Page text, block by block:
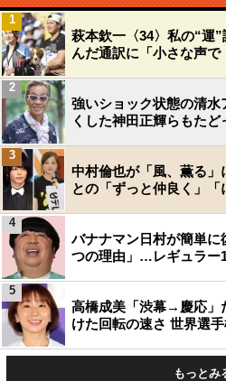
萩本欽一〈34〉私の“運
んだ通訳に「小さな声で
1
強いショック状態の清
くした神田正輝らもた
2
中村倫也が「風、薫る
との「ずっと仲良く」
3
バナナマン日村が簡単
つの理由」…レギュラー
4
高橋成美「渋幕→慶応」
けた回転の速さ 世界選
5
もっとみ